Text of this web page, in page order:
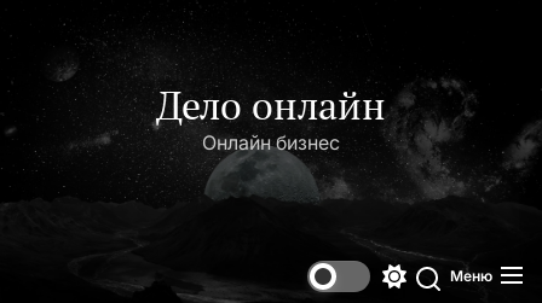
содержимому
Дело онлайн
Онлайн бизнес
Поиск
Меню